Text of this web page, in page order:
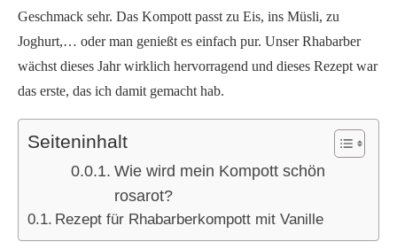
Geschmack sehr. Das Kompott passt zu Eis, ins Müsli, zu
Joghurt,… oder man genießt es einfach pur. Unser Rhabarber
wächst dieses Jahr wirklich hervorragend und dieses Rezept war
das erste, das ich damit gemacht hab.
Seiteninhalt
Wie wird mein Kompott schön
rosarot?
Rezept für Rhabarberkompott mit Vanille